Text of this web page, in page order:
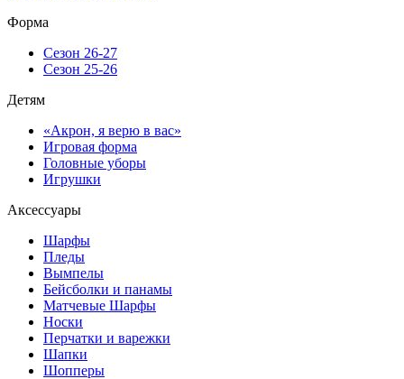
Форма
Сезон 26-27
Сезон 25-26
Детям
«Акрон, я верю в вас»
Игровая форма
Головные уборы
Игрушки
Аксессуары
Шарфы
Пледы
Вымпелы
Бейсболки и панамы
Матчевые Шарфы
Носки
Перчатки и варежки
Шапки
Шопперы